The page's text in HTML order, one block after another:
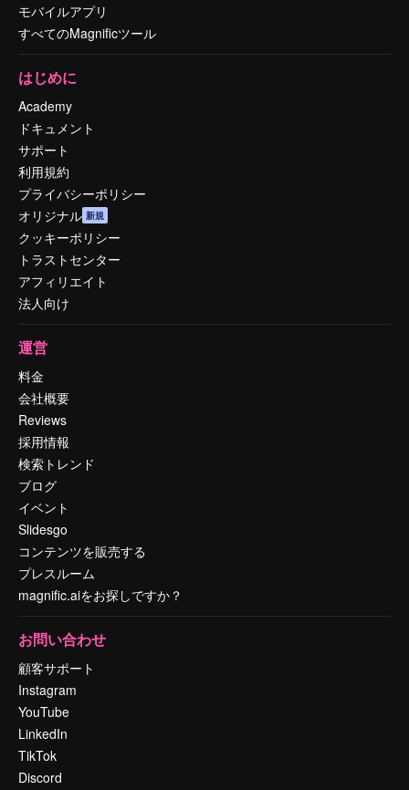
モバイルアプリ
すべてのMagnificツール
はじめに
Academy
ドキュメント
サポート
利用規約
プライバシーポリシー
オリジナル 新規
クッキーポリシー
トラストセンター
アフィリエイト
法人向け
運営
料金
会社概要
Reviews
採用情報
検索トレンド
ブログ
イベント
Slidesgo
コンテンツを販売する
プレスルーム
magnific.aiをお探しですか？
お問い合わせ
顧客サポート
Instagram
YouTube
LinkedIn
TikTok
Discord